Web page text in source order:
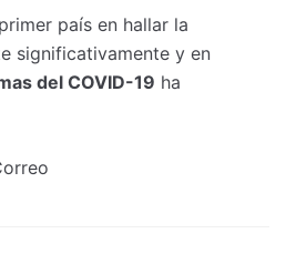
país en hallar la
significativamente y en
del COVID-19 ha